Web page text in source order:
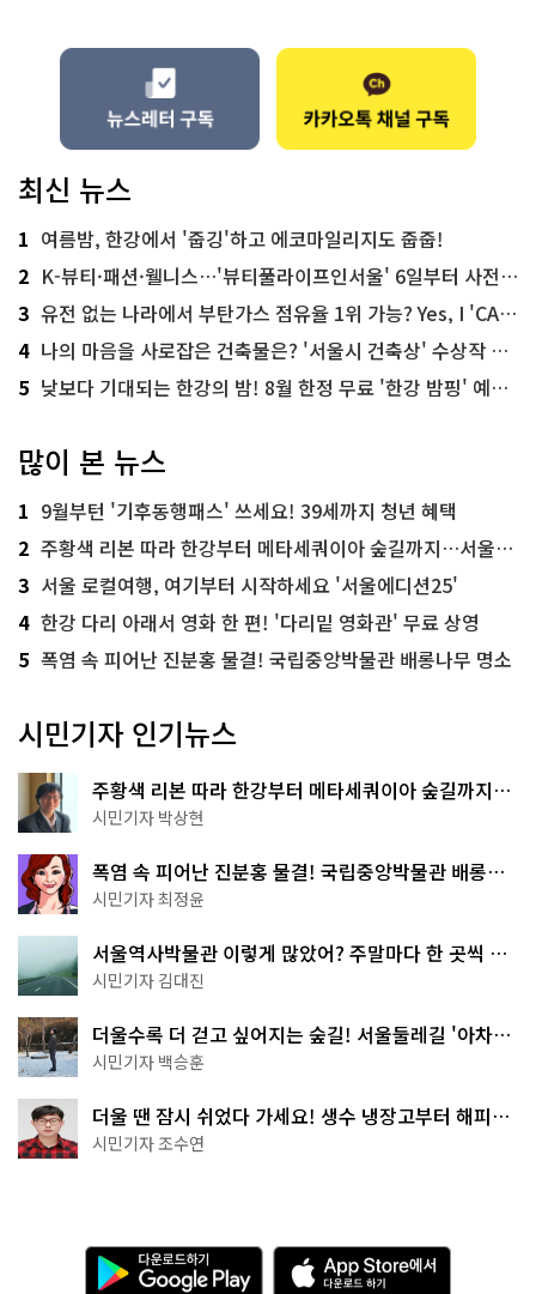
최신 뉴스
1 여름밤, 한강에서 '줍깅'하고 에코마일리지도 줍줍!
2 K-뷰티·패션·웰니스…'뷰티풀라이프인서울' 6일부터 사전 예약
3 유전 없는 나라에서 부탄가스 점유율 1위 가능? Yes, I 'CAN'
4 나의 마음을 사로잡은 건축물은? '서울시 건축상' 수상작 공개!
5 낮보다 기대되는 한강의 밤! 8월 한정 무료 '한강 밤핑' 예약은?
많이 본 뉴스
1 9월부턴 '기후동행패스' 쓰세요! 39세까지 청년 혜택
2 주황색 리본 따라 한강부터 메타세쿼이아 숲길까지…서울둘레길 15코스
3 서울 로컬여행, 여기부터 시작하세요 '서울에디션25'
4 한강 다리 아래서 영화 한 편! '다리밑 영화관' 무료 상영
5 폭염 속 피어난 진분홍 물결! 국립중앙박물관 배롱나무 명소
시민기자 인기뉴스
주황색 리본 따라 한강부터 메타세쿼이아 숲길까지…
서울둘레길 15코스
시민기자 박상현
폭염 속 피어난 진분홍 물결! 국립중앙박물관 배롱나
무 명소
시민기자 최정윤
서울역사박물관 이렇게 많았어? 주말마다 한 곳씩 떠
나는 역사 산책
시민기자 김대진
더울수록 더 걷고 싶어지는 숲길! 서울둘레길 '아차산
코스'
시민기자 백승훈
더울 땐 잠시 쉬었다 가세요! 생수 냉장고부터 해피소
·무더위쉼터까지
시민기자 조수연
다
운
A
p